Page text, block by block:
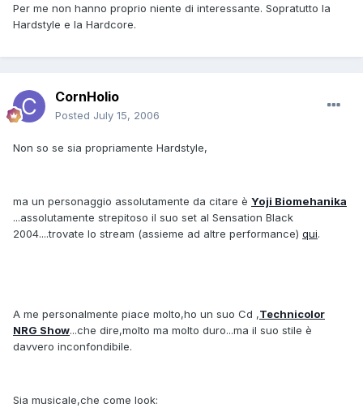
Per me non hanno proprio niente di interessante. Sopratutto la
Hardstyle e la Hardcore.
CornHolio
Posted July 15, 2006
Non so se sia propriamente Hardstyle,
ma un personaggio assolutamente da citare è Yoji Biomehanika
...assolutamente strepitoso il suo set al Sensation Black
2004....trovate lo stream (assieme ad altre performance) qui.
A me personalmente piace molto,ho un suo Cd ,Technicolor
NRG Show...che dire,molto ma molto duro...ma il suo stile è
davvero inconfondibile.
Sia musicale,che come look: